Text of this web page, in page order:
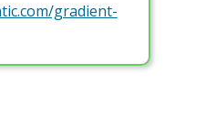
gradient-